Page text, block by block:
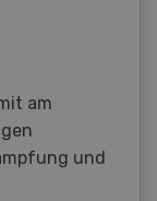
am
und